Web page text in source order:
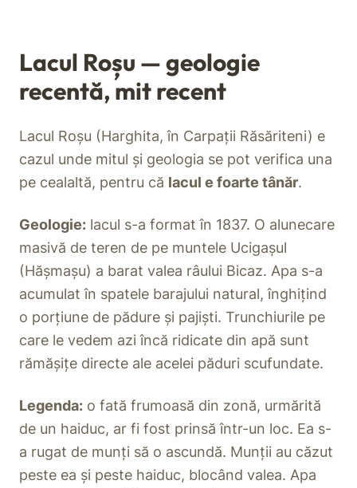
Lacul Roșu — geologie
recentă, mit recent
Lacul Roșu (Harghita, în Carpații Răsăriteni) e
cazul unde mitul și geologia se pot verifica una
pe cealaltă, pentru că lacul e foarte tânăr.
Geologie: lacul s-a format în 1837. O alunecare
masivă de teren de pe muntele Ucigașul
(Hășmașu) a barat valea râului Bicaz. Apa s-a
acumulat în spatele barajului natural, înghițind
o porțiune de pădure și pajiști. Trunchiurile pe
care le vedem azi încă ridicate din apă sunt
rămășițe directe ale acelei păduri scufundate.
Legenda: o fată frumoasă din zonă, urmărită
de un haiduc, ar fi fost prinsă într-un loc. Ea s-
a rugat de munți să o ascundă. Munții au căzut
peste ea și peste haiduc, blocând valea. Apa